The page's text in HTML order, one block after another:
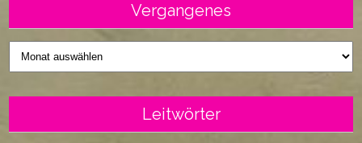
Vergangenes
Vergangenes
Leitwörter